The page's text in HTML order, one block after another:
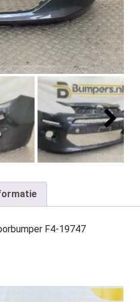
F4-19747